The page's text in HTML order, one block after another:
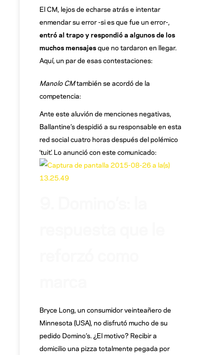
El CM, lejos de echarse atrás e intentar
enmendar su error -si es que fue un error-,
entró al trapo y respondió a algunos de los
muchos mensajesque no tardaron en llegar.
Aquí, un par de esas contestaciones:
Manolo CMtambién se acordó de la
competencia:
Ante este aluvión de menciones negativas,
Ballantine’s despidió a su responsable en esta
red social cuatro horas después del polémico
‘tuit’. Lo anunció con este comunicado:
Bryce Long, un consumidor veinteañero de
Minnesota (USA), no disfrutó mucho de su
pedido Domino’s. ¿El motivo? Recibir a
domicilio una pizza totalmente pegada por